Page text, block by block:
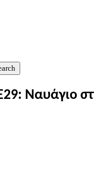
Ναυάγιο